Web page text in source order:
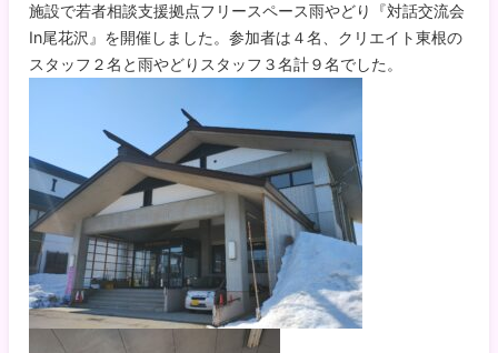
施設で若者相談支援拠点フリースペース雨やどり『対話交流会
In尾花沢』を開催しました。参加者は４名、クリエイト東根の
スタッフ２名と雨やどりスタッフ３名計９名でした。